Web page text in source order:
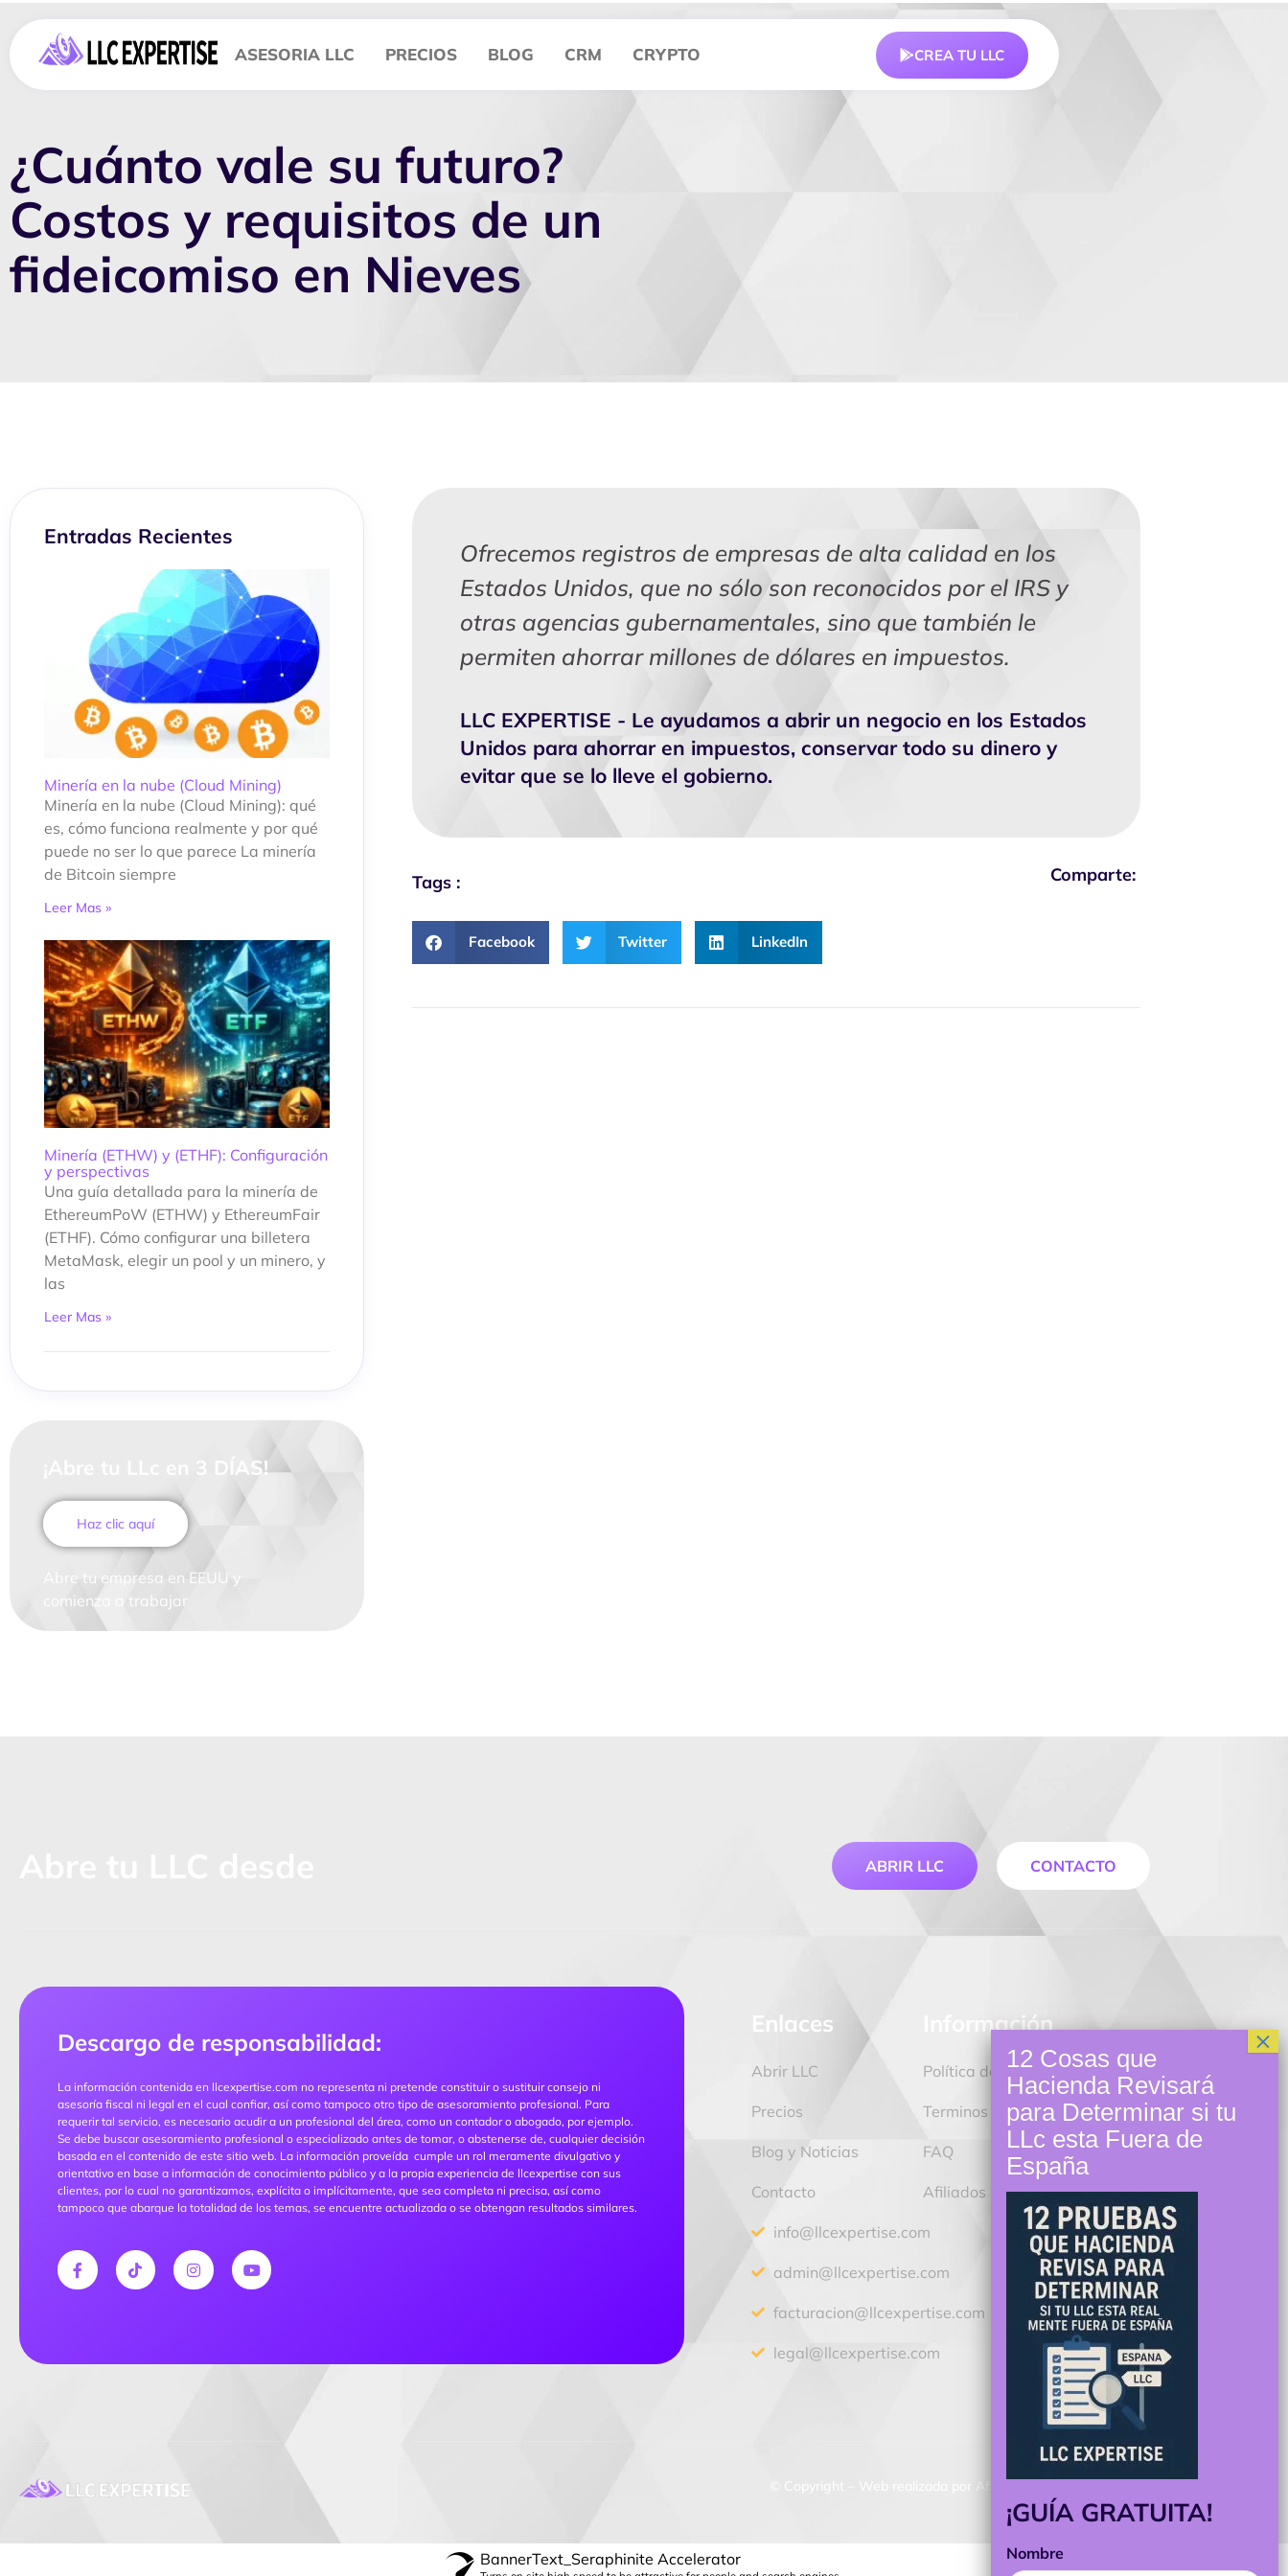
ASESORIA LLC PRECIOS BLOG CRM CRYPTO CREA TU LLC
¿Cuánto vale su futuro?
Costos y requisitos de un
fideicomiso en Nieves
Entradas Recientes
Minería en la nube (Cloud Mining)
Minería en la nube (Cloud Mining): qué
es, cómo funciona realmente y por qué
puede no ser lo que parece La minería
de Bitcoin siempre
Leer Mas »
Minería (ETHW) y (ETHF): Configuración
y perspectivas
Una guía detallada para la minería de
EthereumPoW (ETHW) y EthereumFair
(ETHF). Cómo configurar una billetera
MetaMask, elegir un pool y un minero, y
las
Leer Mas »
¡Abre tu LLc en 3 DÍAS!
Haz clic aquí
Abre tu empresa en EEUU y
comienza a trabajar
Ofrecemos registros de empresas de alta calidad en los
Estados Unidos, que no sólo son reconocidos por el IRS y
otras agencias gubernamentales, sino que también le
permiten ahorrar millones de dólares en impuestos.
LLC EXPERTISE - Le ayudamos a abrir un negocio en los Estados
Unidos para ahorrar en impuestos, conservar todo su dinero y
evitar que se lo lleve el gobierno.
Tags : Comparte:
Facebook Twitter LinkedIn
ABRIR LLC CONTACTO
Descargo de responsabilidad:
La información contenida en llcexpertise.com no representa ni pretende constituir o sustituir consejo ni
asesoría fiscal ni legal en el cual confiar, así como tampoco otro tipo de asesoramiento profesional. Para
requerir tal servicio, es necesario acudir a un profesional del área, como un contador o abogado, por ejemplo.
Se debe buscar asesoramiento profesional o especializado antes de tomar, o abstenerse de, cualquier decisión
basada en el contenido de este sitio web. La información proveída cumple un rol meramente divulgativo y
orientativo en base a información de conocimiento público y a la propia experiencia de llcexpertise con sus
clientes, por lo cual no garantizamos, explícita o implícitamente, que sea completa ni precisa, así como
tampoco que abarque la totalidad de los temas, se encuentre actualizada o se obtengan resultados similares.
Enlaces
Abrir LLC
Precios
Blog y Noticias
Contacto
info@llcexpertise.com
admin@llcexpertise.com
facturacion@llcexpertise.com
legal@llcexpertise.com
Información
Política de privacidad
Terminos y Condiciones
FAQ
Afiliados
¡GUÍA GRATUITA!
Nombre
BannerText_Seraphinite Accelerator